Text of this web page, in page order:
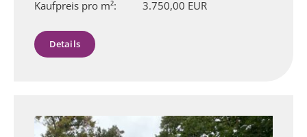
Kaufpreis pro m²:
3.750,00 EUR
Details